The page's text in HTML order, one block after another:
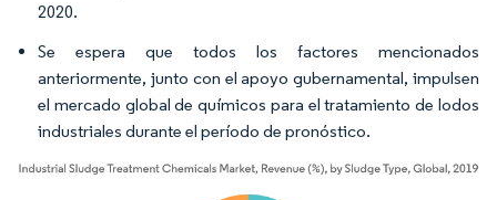
2020.
Se espera que todos los factores mencionados
anteriormente, junto con el apoyo gubernamental, impulsen
el mercado global de químicos para el tratamiento de lodos
industriales durante el período de pronóstico.